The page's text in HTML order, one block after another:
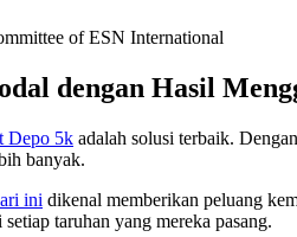
of ESN International
dengan Hasil
Depo 5k adalah solusi terbaik.
banyak.
ini dikenal memberikan peluang
taruhan yang mereka pasang.